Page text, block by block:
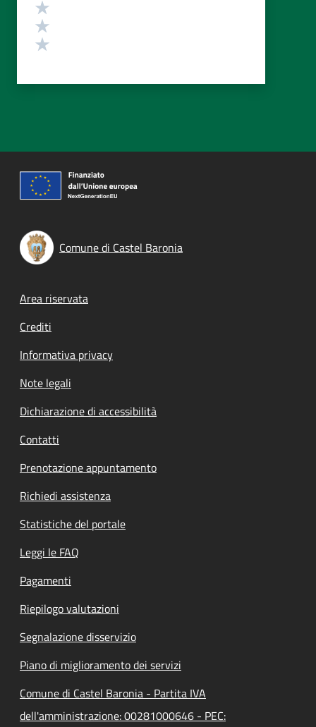
Comune di Castel Baronia
Footer menu
Area riservata
Crediti
Informativa privacy
Note legali
Dichiarazione di accessibilità
Contatti
Prenotazione appuntamento
Richiedi assistenza
Statistiche del portale
Leggi le FAQ
Pagamenti
Riepilogo valutazioni
Segnalazione disservizio
Piano di miglioramento dei servizi
Comune di Castel Baronia - Partita IVA
dell'amministrazione: 00281000646 - PEC: